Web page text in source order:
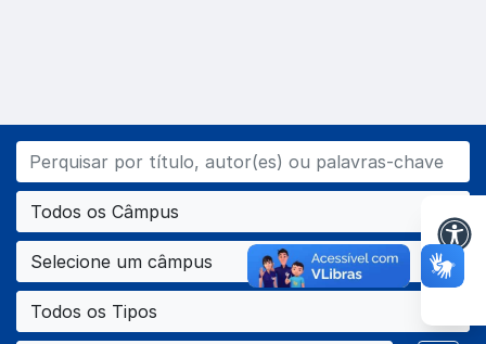
Todos os Câmpus
Selecione um câmpus
Todos os Tipos